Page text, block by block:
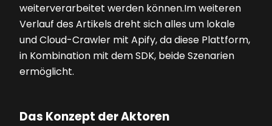
weiterverarbeitet werden können.Im weiteren
Verlauf des Artikels dreht sich alles um lokale
und Cloud-Crawler mit Apify, da diese Plattform,
in Kombination mit dem SDK, beide Szenarien
ermöglicht.
Das Konzept der Aktoren